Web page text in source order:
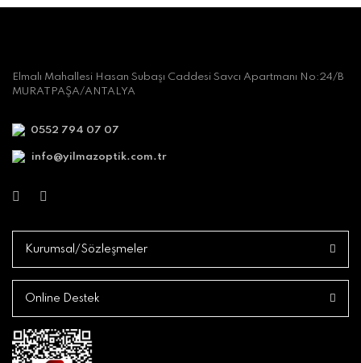
Elmalı Mahallesi Hasan Subaşı Caddesi Savcı Apartmanı No:24/B
MURATPAŞA/ANTALYA
0552 794 07 07
info@yilmazoptik.com.tr
Kurumsal/Sözleşmeler
Online Destek